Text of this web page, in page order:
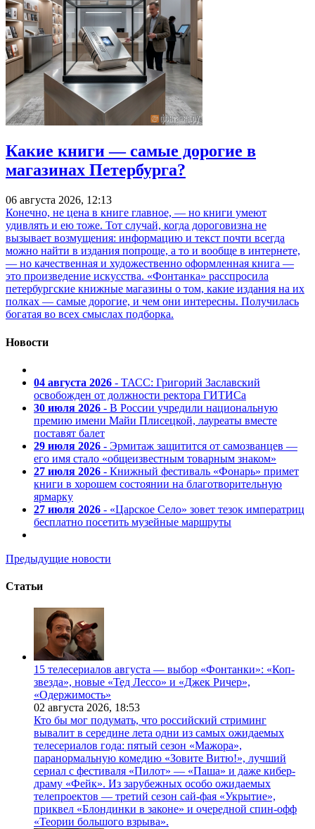
Какие книги — самые дорогие в
магазинах Петербурга?
06 августа 2026, 12:13
Конечно, не цена в книге главное, — но книги умеют
удивлять и ею тоже. Тот случай, когда дороговизна не
вызывает возмущения: информацию и текст почти всегда
можно найти в издания попроще, а то и вообще в интернете,
— но качественная и художественно оформленная книга —
это произведение искусства. «Фонтанка» расспросила
петербургские книжные магазины о том, какие издания на их
полках — самые дорогие, и чем они интересны. Получилась
богатая во всех смыслах подборка.
Новости
04 августа 2026 - ТАСС: Григорий Заславский
освобожден от должности ректора ГИТИСа
30 июля 2026 - В России учредили национальную
премию имени Майи Плисецкой, лауреаты вместе
поставят балет
29 июля 2026 - Эрмитаж защитится от самозванцев —
его имя стало «общеизвестным товарным знаком»
27 июля 2026 - Книжный фестиваль «Фонарь» примет
книги в хорошем состоянии на благотворительную
ярмарку
27 июля 2026 - «Царское Село» зовет тезок императриц
бесплатно посетить музейные маршруты
Предыдущие новости
Статьи
15 телесериалов августа — выбор «Фонтанки»: «Коп-
звезда», новые «Тед Лессо» и «Джек Ричер»,
«Одержимость»
02 августа 2026, 18:53
Кто бы мог подумать, что российский стриминг
вывалит в середине лета одни из самых ожидаемых
телесериалов года: пятый сезон «Мажора»,
паранормальную комедию «Зовите Витю!», лучший
сериал с фестиваля «Пилот» — «Паша» и даже кибер-
драму «Фейк». Из зарубежных особо ожидаемых
телепроектов — третий сезон сай-фая «Укрытие»,
приквел «Блондинки в законе» и очередной спин-офф
«Теории большого взрыва».